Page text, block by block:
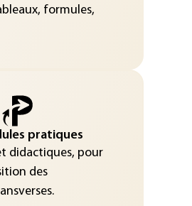
formules,
pratiques
didactiques, pour
des